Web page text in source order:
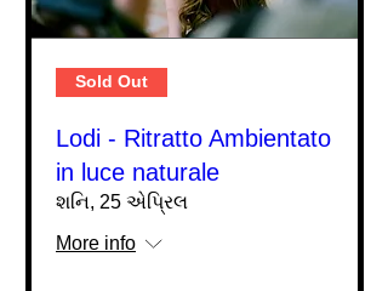
Sold Out
Lodi - Ritratto Ambientato
in luce naturale
શનિ, 25 એપ્રિલ
More info